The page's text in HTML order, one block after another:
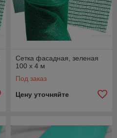
Сетка фасадная, зеленая
100 х 4 м
Под заказ
Цену уточняйте